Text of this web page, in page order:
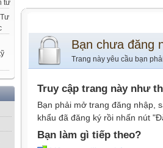
Bạn chưa đăng
Trang này yêu cầu bạn
Truy cập trang này như
Bạn phải mở trang đăng nhập,
khẩu đã đăng ký rồi nhấn nút
Bạn làm gì tiếp theo?